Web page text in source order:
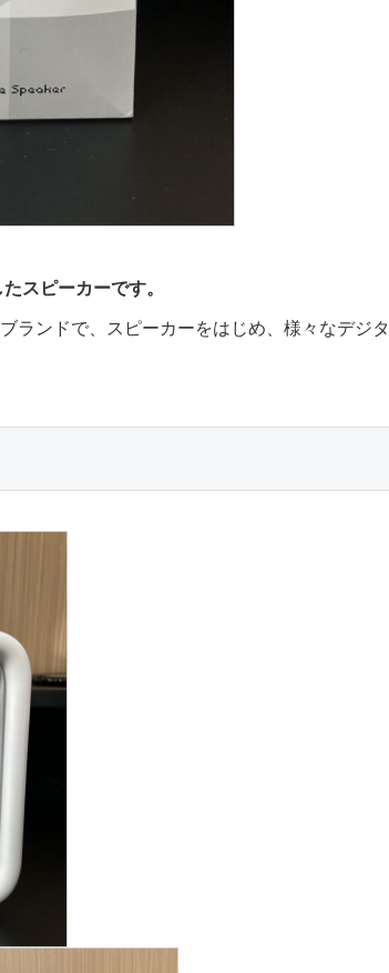
スピーカーです。
ランドで、スピーカーをはじめ、様々なデジタ